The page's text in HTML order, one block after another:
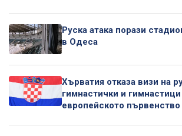
Руска атака порази
в Одеса
Хърватия отказа визи на
гимнастички и гимнастици
европейското първенство